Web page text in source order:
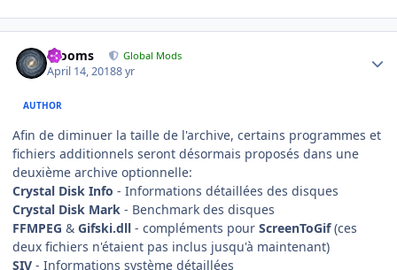
mooms Global Mods
April 14, 20188 yr
AUTHOR
Afin de diminuer la taille de l'archive, certains programmes et
fichiers additionnels seront désormais proposés dans une
deuxième archive optionnelle:
Crystal Disk Info - Informations détaillées des disques
Crystal Disk Mark - Benchmark des disques
FFMPEG & Gifski.dll - compléments pour ScreenToGif(ces
deux fichiers n'étaient pas inclus jusqu'à maintenant)
SIV - Informations système détaillées